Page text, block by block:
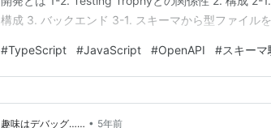
構成 3. バックエンド 3-1. スキーマから型ファイル
#TypeScript #JavaScript #OpenAPI #スキーマ
趣味はデバッグ…… • 5年前